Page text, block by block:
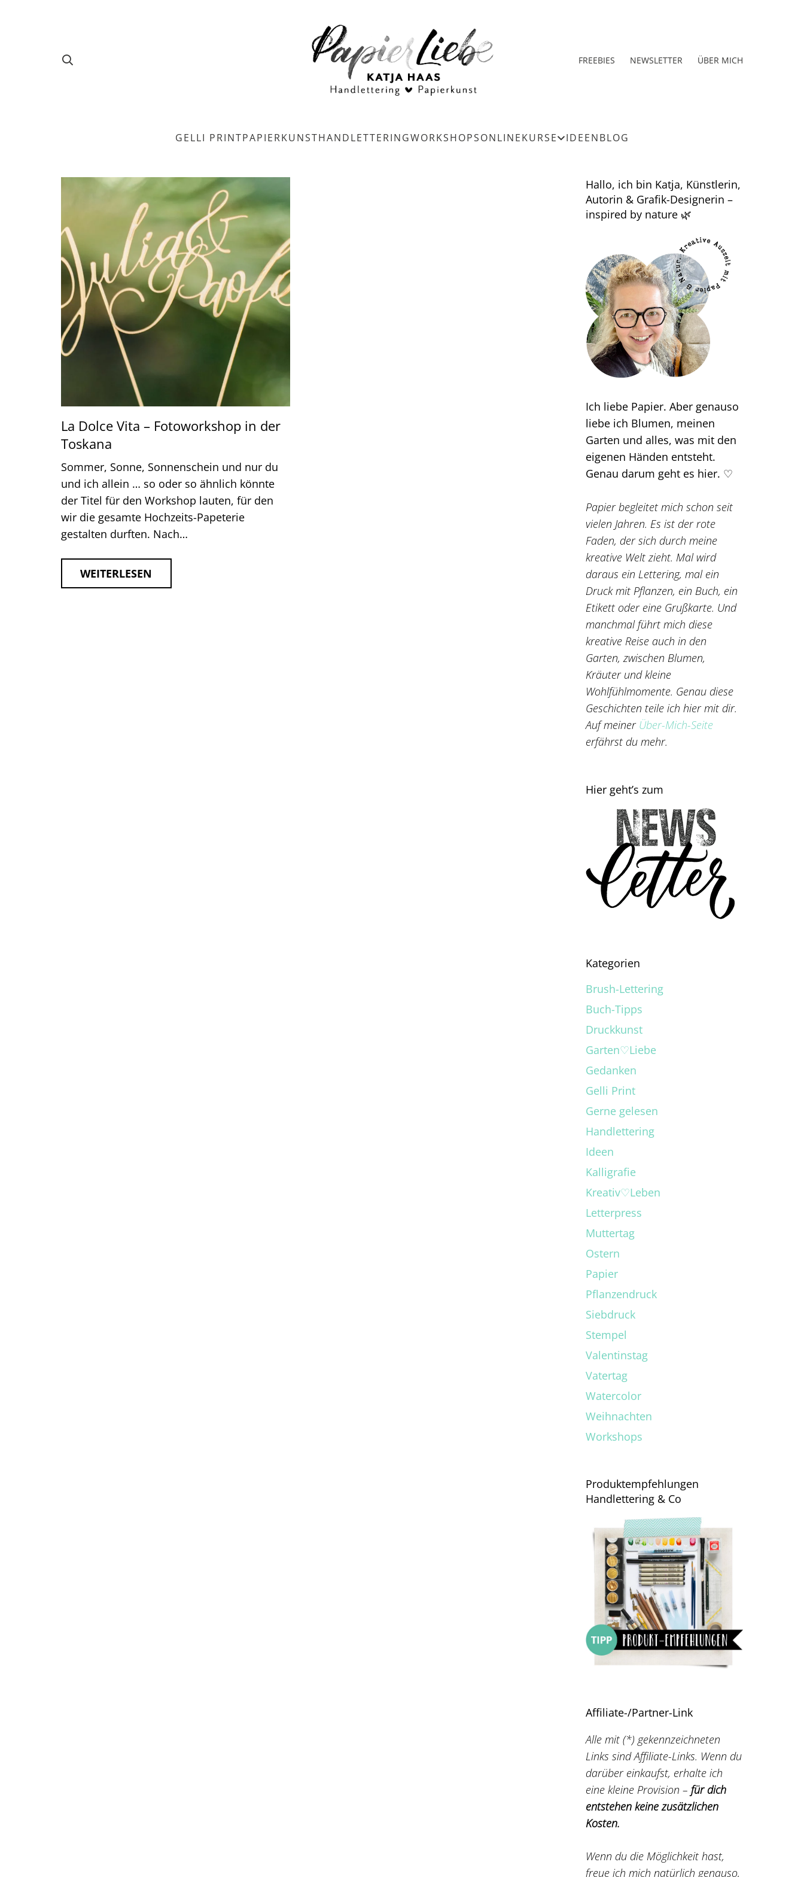
FREEBIES NEWSLETTER ÜBER MICH
GELLI PRINTPAPIERKUNSTHANDLETTERINGWORKSHOPSONLINEKURSE IDEENBLOG
La Dolce Vita – Fotoworkshop in der
Toskana
Sommer, Sonne, Sonnenschein und nur du
und ich allein … so oder so ähnlich könnte
der Titel für den Workshop lauten, für den
wir die gesamte Hochzeits-Papeterie
gestalten durften. Nach…
WEITERLESEN
Hallo, ich bin Katja, Künstlerin,
Autorin & Grafik-Designerin –
inspired by nature 🌿
Ich liebe Papier. Aber genauso
liebe ich Blumen, meinen
Garten und alles, was mit den
eigenen Händen entsteht.
Genau darum geht es hier. ♡
Papier begleitet mich schon seit
vielen Jahren. Es ist der rote
Faden, der sich durch meine
kreative Welt zieht. Mal wird
daraus ein Lettering, mal ein
Druck mit Pflanzen, ein Buch, ein
Etikett oder eine Grußkarte. Und
manchmal führt mich diese
kreative Reise auch in den
Garten, zwischen Blumen,
Kräuter und kleine
Wohlfühlmomente. Genau diese
Geschichten teile ich hier mit dir.
Auf meiner Über-Mich-Seite
erfährst du mehr.
Hier geht’s zum
Kategorien
Brush-Lettering
Buch-Tipps
Druckkunst
Garten♡Liebe
Gedanken
Gelli Print
Gerne gelesen
Handlettering
Ideen
Kalligrafie
Kreativ♡Leben
Letterpress
Muttertag
Ostern
Papier
Pflanzendruck
Siebdruck
Stempel
Valentinstag
Vatertag
Watercolor
Weihnachten
Workshops
Produktempfehlungen
Handlettering & Co
Affiliate-/Partner-Link
Alle mit (*) gekennzeichneten
Links sind Affiliate-Links. Wenn du
darüber einkaufst, erhalte ich
eine kleine Provision –für dich
entstehen keine zusätzlichen
Kosten.
Wenn du die Möglichkeit hast,
freue ich mich natürlich genauso,